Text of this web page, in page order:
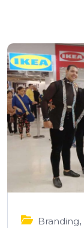
Branding,